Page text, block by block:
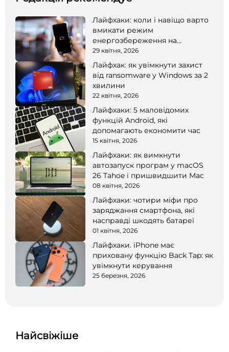
Лайфхаки: коли і навіщо варто
вмикати режим
енергозбереження на
смартфоні
29 квітня, 2026
Лайфхак: як увімкнути захист
від ransomware у Windows за 2
хвилини
22 квітня, 2026
Лайфхаки: 5 маловідомих
функцій Android, які
допомагають економити час
15 квітня, 2026
Лайфхаки: як вимкнути
автозапуск програм у macOS
26 Tahoe і пришвидшити Mac
08 квітня, 2026
Лайфхаки: чотири міфи про
заряджання смартфона, які
насправді шкодять батареї
01 квітня, 2026
Лайфхаки. iPhone має
приховану функцію Back Tap: як
увімкнути керування
25 березня, 2026
Найсвіжіше